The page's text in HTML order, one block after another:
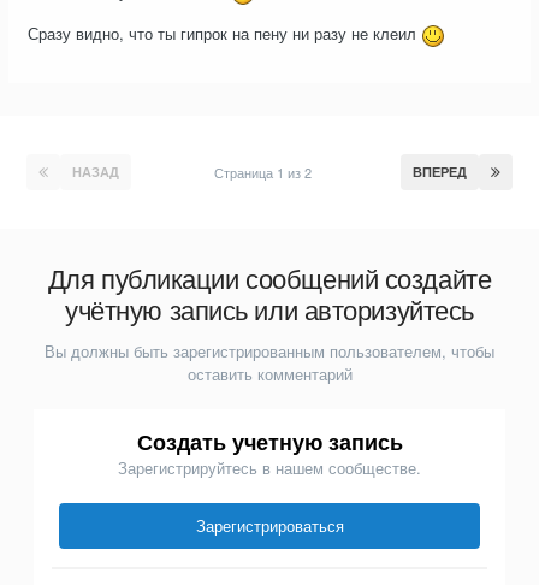
Сразу видно, что ты гипрок на пену ни разу не клеил
НАЗАД ВПЕРЕД
Страница 1 из 2
Для публикации сообщений создайте
учётную запись или авторизуйтесь
Вы должны быть зарегистрированным пользователем, чтобы
оставить комментарий
Создать учетную запись
Зарегистрируйтесь в нашем сообществе.
Зарегистрироваться